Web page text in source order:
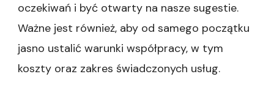
oczekiwań i być otwarty na nasze sugestie.
Ważne jest również, aby od samego początku
jasno ustalić warunki współpracy, w tym
koszty oraz zakres świadczonych usług.